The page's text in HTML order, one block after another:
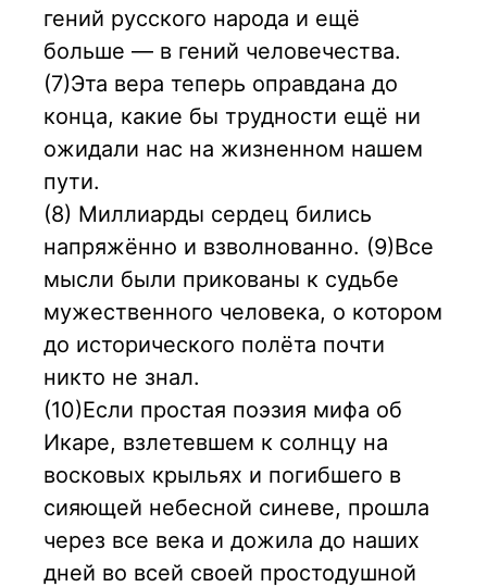
гений русского народа и ещё
больше — в гений человечества.
(7)Эта вера теперь оправдана до
конца, какие бы трудности ещё ни
ожидали нас на жизненном нашем
пути.
(8) Миллиарды сердец бились
напряжённо и взволнованно. (9)Все
мысли были прикованы к судьбе
мужественного человека, о котором
до исторического полёта почти
никто не знал.
(10)Если простая поэзия мифа об
Икаре, взлетевшем к солнцу на
восковых крыльях и погибшего в
сияющей небесной синеве, прошла
через все века и дожила до наших
дней во всей своей простодушной